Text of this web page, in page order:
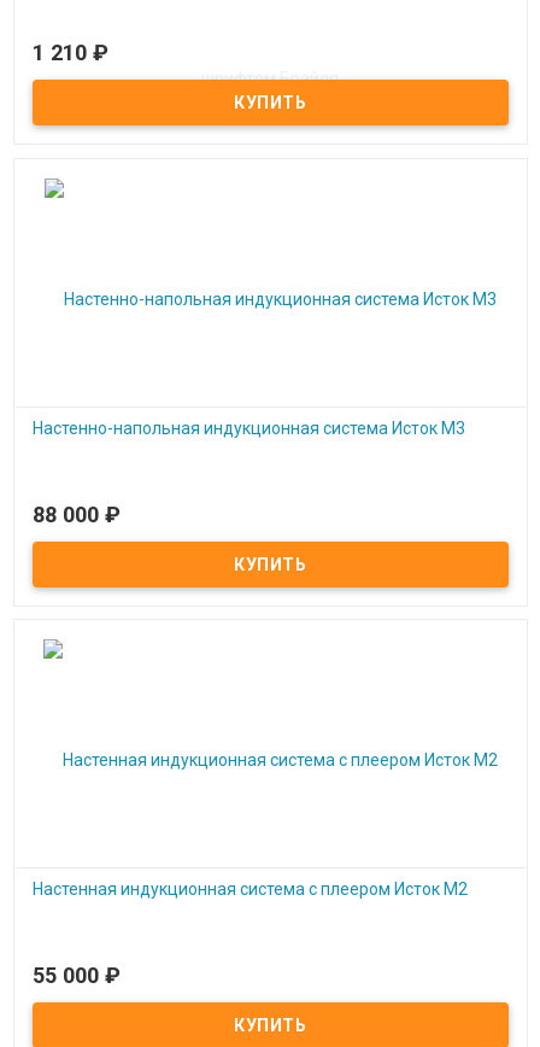
Под заказ
Тактильная пиктограмма 200x150 мм с дублированием шрифтом
1 210 ₽
Настенно-напольная индукционная система Исток М3
Под заказ
Настенно-напольная индукционная система Исток М3
88 000 ₽
Настенная индукционная система с плеером Исток М2
Под заказ
Настенная индукционная система с плеером Исток М2
55 000 ₽